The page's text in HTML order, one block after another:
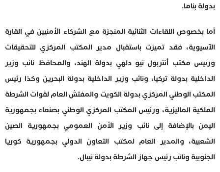
بدولة بناما.
أما بخصوص اللقاءات الثنائية المنجزة مع الشركاء الأمنيين في القارة
الآسيوية، فقد تميزت باستقبال مدير المكتب المركزي للتحقيقات
ورئيس مكتب أنتربول نيو دلهي بدولة الهند، والمحافظ نائب وزير
الداخلية بدولة تركيا، ونائب وزير الداخلية بدولة البحرين وكذا رئيس
المكتب الوطني المركزي بدولة الكويت والمفتش العام لقوات الشرطة
الملكية الماليزية، ورئيس المكتب المركزي الوطني بصنعاء بجمهورية
اليمن بالإضافة إلى نائب وزير الأمن العمومي بجمهورية الصين
الشعبية، والمدير العام لمكتب التعاون الدولي بجمهورية كوريا
الجنوبية ونائب رئيس جهاز الشرطة بدولة نيبال.